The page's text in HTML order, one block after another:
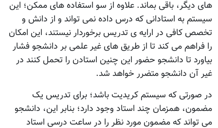
های دیگر، باقی بماند. علاوه از سو استفاده های ممکن؛ این
سیستم به استادانی که درس داده نمی تواند و از دانش و
تخصص کافی در ارایه ی تدریس برخوردار نیستند، این امکان
را فراهم می کند تا از طریق های غیر علمی بر دانشجو فشار
بیاورد تا دانشجو حضور این چنین استادن را تحمل کنند در
غیر آن دانشجو متضرر خواهد شد.
در صورتی که سیستم کریدیت باشد؛ برای تدریس یک
مضمون، همزمان چند استاد وجود دارد؛ بنابر این، دانشجو
می تواند که مضمون مورد نظر را در ساعت درسی استاد